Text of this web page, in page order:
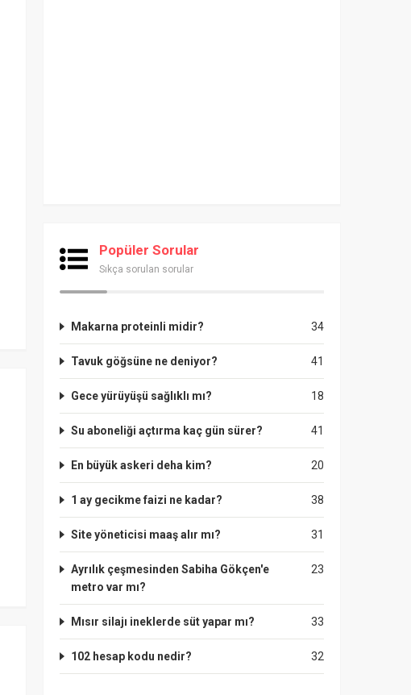
Popüler Sorular
Sıkça sorulan sorular
34
Makarna proteinli midir?
41
Tavuk göğsüne ne deniyor?
18
Gece yürüyüşü sağlıklı mı?
41
Su aboneliği açtırma kaç gün sürer?
20
En büyük askeri deha kim?
38
1 ay gecikme faizi ne kadar?
31
Site yöneticisi maaş alır mı?
23
Ayrılık çeşmesinden Sabiha Gökçen'e
metro var mı?
33
Mısır silajı ineklerde süt yapar mı?
32
102 hesap kodu nedir?